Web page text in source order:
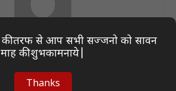
Author On Desk
तरफ से आप सभी सज्जनो को सावन
माह की शुभकामनाये|
Thanks